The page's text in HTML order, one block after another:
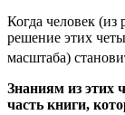
Когда человек (из
решение этих
масштаба)
Знаниям из этих
часть книги,